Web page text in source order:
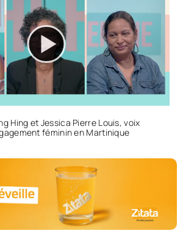
Hing et Jessica Pierre Louis, voix
féminin en Martinique